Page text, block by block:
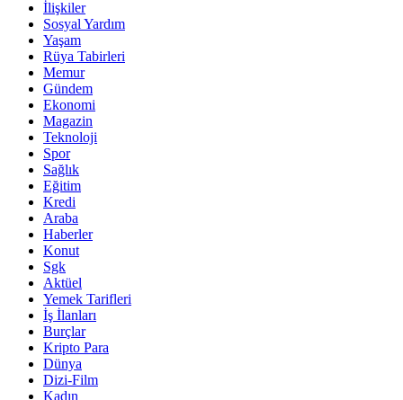
İlişkiler
Sosyal Yardım
Yaşam
Rüya Tabirleri
Memur
Gündem
Ekonomi
Magazin
Teknoloji
Spor
Sağlık
Eğitim
Kredi
Araba
Haberler
Konut
Sgk
Aktüel
Yemek Tarifleri
İş İlanları
Burçlar
Kripto Para
Dünya
Dizi-Film
Kadın